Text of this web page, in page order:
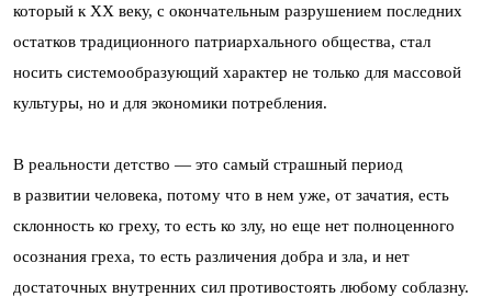
который к XX веку, с окончательным разрушением последних
остатков традиционного патриархального общества, стал
носить системообразующий характер не только для массовой
культуры, но и для экономики потребления.
В реальности детство — это самый страшный период
в развитии человека, потому что в нем уже, от зачатия, есть
склонность ко греху, то есть ко злу, но еще нет полноценного
осознания греха, то есть различения добра и зла, и нет
достаточных внутренних сил противостоять любому соблазну.